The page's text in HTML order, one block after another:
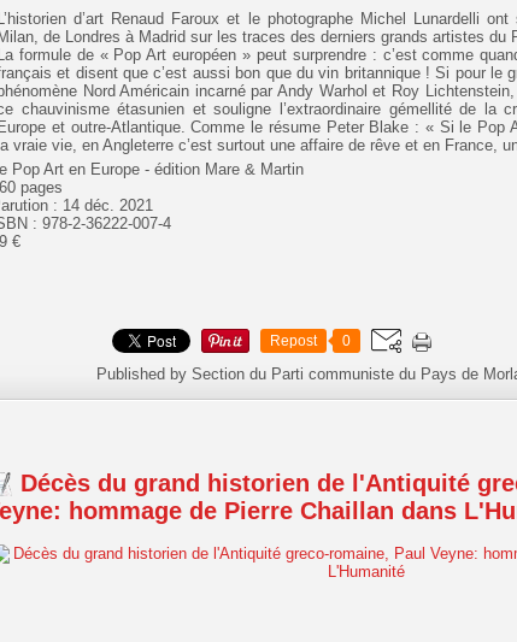
L’historien d’art Renaud Faroux et le photographe Michel Lunardelli
Milan, de Londres à Madrid sur les traces des derniers grands artistes du
La formule de « Pop Art européen » peut surprendre : c’est comme
et disent que c’est aussi bon que du vin britannique ! Si pour le
Nord Américain incarné par Andy Warhol et Roy
chauvinisme étasunien et souligne l’extraordinaire gémellité de la
Europe et outre-Atlantique. Comme le résume Peter Blake : « Si le Pop
la vraie vie, en Angleterre c’est surtout une affaire de rêve et en France,
Pop Art en Europe - édition Mare & Martin
pages
: 14 déc. 2021
: 978-2-36222-007-4
€
Repost 0
Published by Section du Parti communiste du Pays de
Décès du grand historien de l'Antiquité
hommage de Pierre Chaillan dans